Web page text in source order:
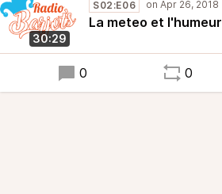
30:29
S02:E06
La meteo et l'humeur
0 0